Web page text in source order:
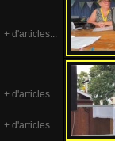
+ d'articles...
+ d'articles...
+ d'articles...